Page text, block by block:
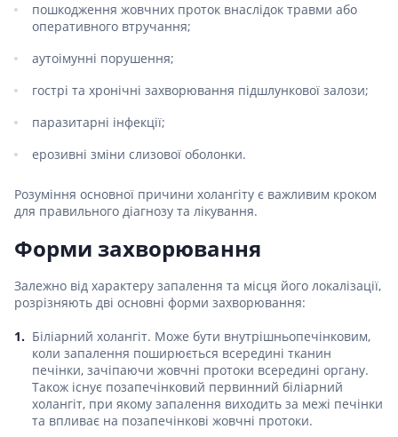
пошкодження жовчних проток внаслідок травми або
оперативного втручання;
аутоімунні порушення;
гострі та хронічні захворювання підшлункової залози;
паразитарні інфекції;
ерозивні зміни слизової оболонки.
Розуміння основної причини холангіту є важливим кроком
для правильного діагнозу та лікування.
Форми захворювання
Залежно від характеру запалення та місця його локалізації,
розрізняють дві основні форми захворювання:
Біліарний холангіт. Може бути внутрішньопечінковим,
коли запалення поширюється всередині тканин
печінки, зачіпаючи жовчні протоки всередині органу.
Також існує позапечінковий первинний біліарний
холангіт, при якому запалення виходить за межі печінки
та впливає на позапечінкові жовчні протоки.